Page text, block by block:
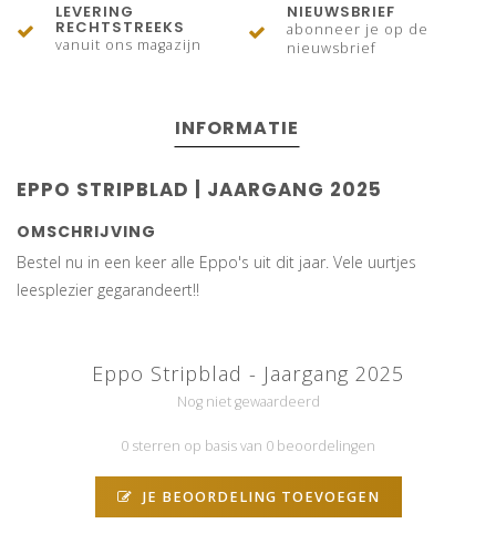
LEVERING
RECHTSTREEKS
vanuit ons magazijn
NIEUWSBRIEF
abonneer je op de
nieuwsbrief
INFORMATIE
EPPO STRIPBLAD | JAARGANG 2025
OMSCHRIJVING
Bestel nu in een keer alle Eppo's uit dit jaar. Vele uurtjes
leesplezier gegarandeert!!
Eppo Stripblad - Jaargang 2025
Nog niet gewaardeerd
0 sterren op basis van 0 beoordelingen
JE BEOORDELING TOEVOEGEN